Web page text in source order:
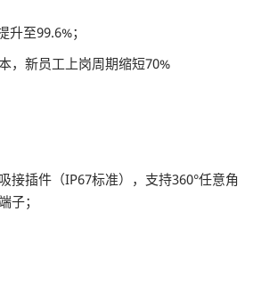
至99.6%；
，新员工上岗周期缩短70%
接插件（IP67标准），支持360°任意角
子；